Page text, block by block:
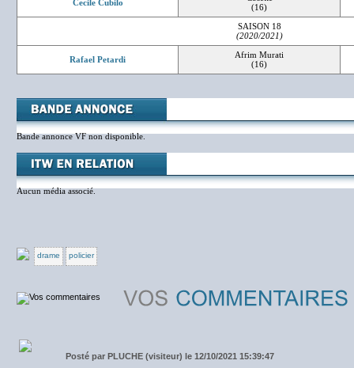
Cecile Cubilo
(16)
SAISON 18
(2020/2021)
Rafael Petardi
Afrim Murati
(16)
Bande annonce VF non disponible.
Aucun média associé.
drame policier
Posté par PLUCHE (visiteur) le 12/10/2021 15:39:47